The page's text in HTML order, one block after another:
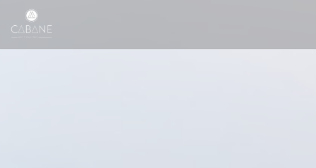
Personnalisation de vos choix en matière de cookies